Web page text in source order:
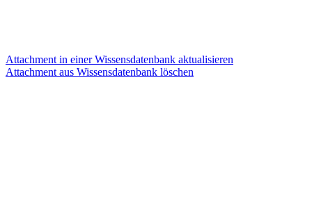
Attachment in einer Wissensdatenbank aktualisieren
Attachment aus Wissensdatenbank löschen